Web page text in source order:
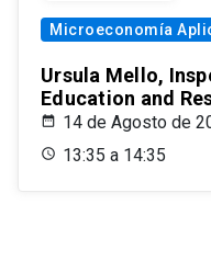
Microeconomía
Ursula Mello,
Education and
14 de Agosto de
13:35 a 14:35